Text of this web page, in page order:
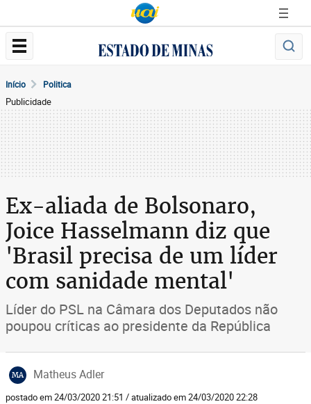
Início Politica
Publicidade
Ex-aliada de Bolsonaro,
Joice Hasselmann diz que
'Brasil precisa de um líder
com sanidade mental'
Líder do PSL na Câmara dos Deputados não
poupou críticas ao presidente da República
MA Matheus Adler
postado em 24/03/2020 21:51 / atualizado em 24/03/2020 22:28